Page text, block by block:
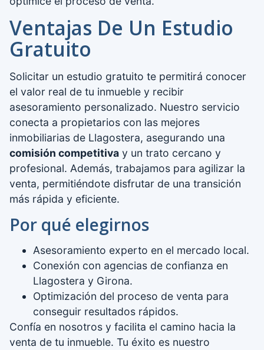
Ventajas De Un Estudio
Gratuito
Solicitar un estudio gratuito te permitirá conocer
el valor real de tu inmueble y recibir
asesoramiento personalizado. Nuestro servicio
conecta a propietarios con las mejores
inmobiliarias de Llagostera, asegurando una
comisión competitiva y un trato cercano y
profesional. Además, trabajamos para agilizar la
venta, permitiéndote disfrutar de una transición
más rápida y eficiente.
Por qué elegirnos
Asesoramiento experto en el mercado local.
Conexión con agencias de confianza en
Llagostera y Girona.
Optimización del proceso de venta para
conseguir resultados rápidos.
Confía en nosotros y facilita el camino hacia la
venta de tu inmueble. Tu éxito es nuestro